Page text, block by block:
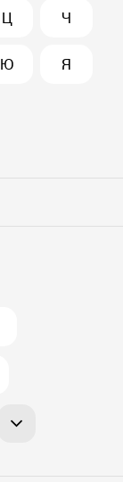
Ц Ч
Ю Я